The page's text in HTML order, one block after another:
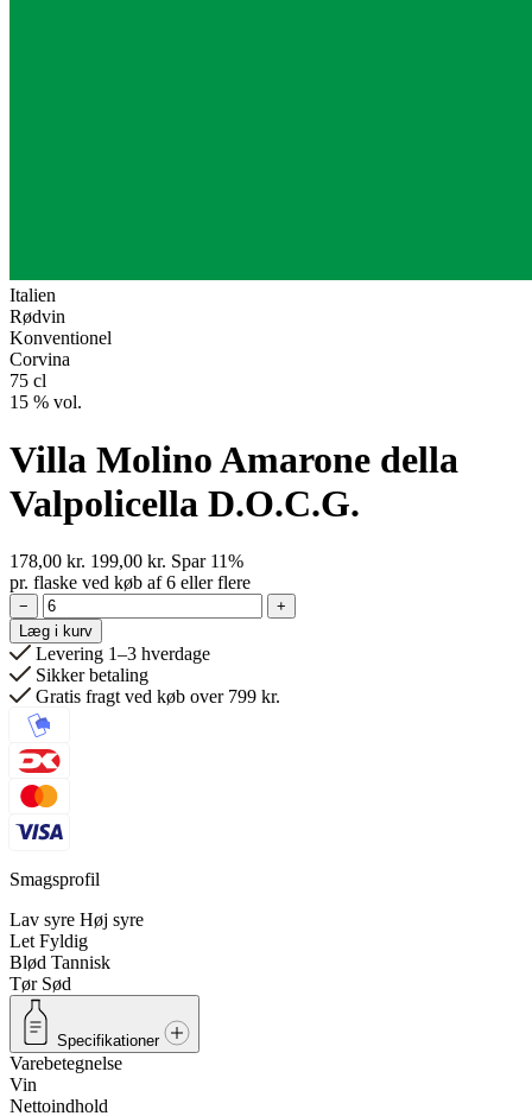
Italien
Rødvin
Konventionel
Corvina
75 cl
15 % vol.
Villa Molino Amarone della
Valpolicella D.O.C.G.
178,00 kr. 199,00 kr. Spar 11%
pr. flaske ved køb af 6 eller flere
−
+
Læg i kurv
Levering 1–3 hverdage
Sikker betaling
Gratis fragt ved køb over 799 kr.
Smagsprofil
Lav syre Høj syre
Let Fyldig
Blød Tannisk
Tør Sød
Specifikationer
Varebetegnelse
Vin
Nettoindhold